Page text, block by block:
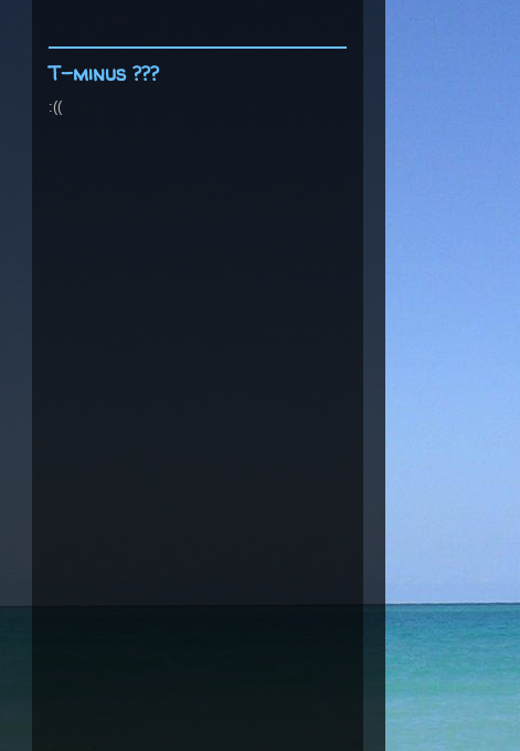
T-minus ???
:((